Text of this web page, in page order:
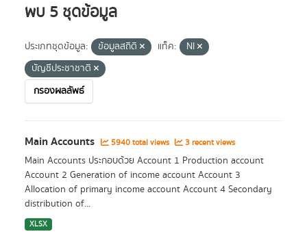
พบ 5 ชุดข้อมูล
ประเภทชุดข้อมูล: ข้อมูลสถิติ แท็ค:
NI
บัญชีประชาชาติ
กรองผลลัพธ์
Main Accounts 5940 total views 3 recent views
Main Accounts ประกอบด้วย Account 1 Production account
Account 2 Generation of income account Account 3
Allocation of primary income account Account 4 Secondary
distribution of...
XLSX